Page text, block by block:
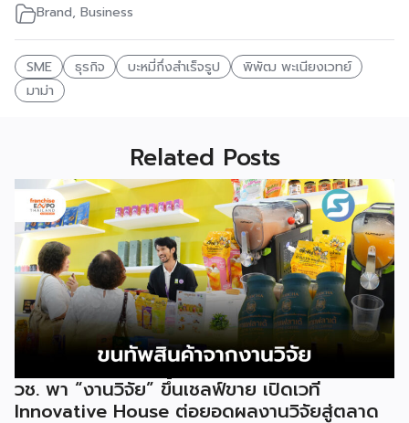
Brand, Business
SME ธุรกิจ บะหมี่กึ่งสำเร็จรูป
พิพัฒ พะเนียงเวทย์
มาม่า
Related Posts
วช. พา “งานวิจัย” ขึ้นเชลฟ์ขาย เปิดเวที
Innovative House ต่อยอดผลงานวิจัยสู่ตลาด